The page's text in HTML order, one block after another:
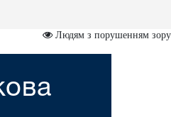
Людям з порушенням зору